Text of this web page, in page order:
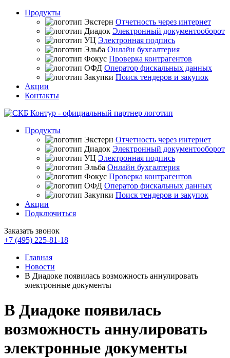
Продукты
Отчетность через интернет
Электронный документооборот
Электронная подпись
Онлайн бухгалтерия
Проверка контрагентов
Оператор фискальных данных
Поиск тендеров и закупок
Акции
Контакты
Продукты
Отчетность через интернет
Электронный документооборот
Электронная подпись
Онлайн бухгалтерия
Проверка контрагентов
Оператор фискальных данных
Поиск тендеров и закупок
Акции
Подключиться
Заказать звонок
+7 (495) 225-81-18
Главная
Новости
В Диадоке появилась возможность аннулировать
электронные документы
В Диадоке появилась
возможность аннулировать
электронные документы